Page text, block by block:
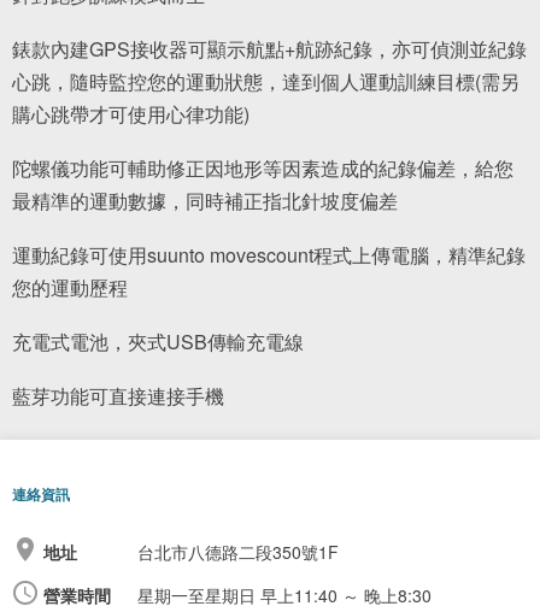
錶款內建GPS接收器可顯示航點+航跡紀錄，亦可偵測並紀錄
心跳，隨時監控您的運動狀態，達到個人運動訓練目標(需另
購心跳帶才可使用心律功能)
陀螺儀功能可輔助修正因地形等因素造成的紀錄偏差，給您
最精準的運動數據，同時補正指北針坡度偏差
運動紀錄可使用suunto movescount程式上傳電腦，精準紀錄
您的運動歷程
充電式電池，夾式USB傳輸充電線
藍芽功能可直接連接手機
連絡資訊
地址
台北市八德路二段350號1F
營業時間
星期一至星期日 早上11:40 ～ 晚上8:30